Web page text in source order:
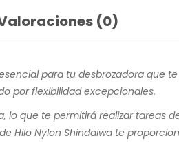
(0)
para tu desbrozadora
por flexibilidad excepcionales.
lo que te permitirá realizar
Hilo Nylon Shindaiwa te